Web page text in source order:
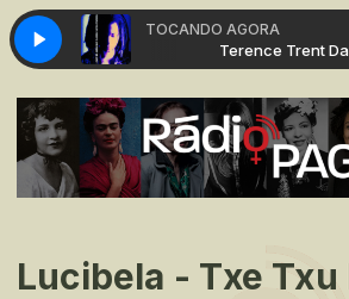
TOCANDO AGORA
- Delicate Terence Trent
Lucibela - Txe Txu